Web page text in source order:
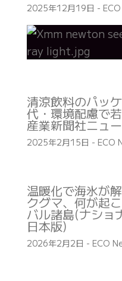
2025年12月19日 -
清涼飲料のパッ
代・環境配慮で
産業新聞社ニュ
2025年2月15日 - ECO
温暖化で海氷が
クグマ、何が起
バル諸島(ナショ
日本版)
2026年2月2日 - ECO